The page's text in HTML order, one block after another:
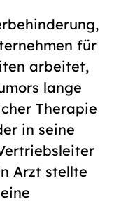
für
arbeitet,
lange
Therapie
in seine
Arzt stellte